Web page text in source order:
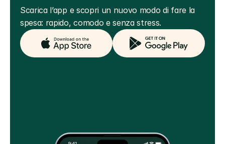
Scarica l’app e scopri un nuovo modo di fare la
spesa: rapido, comodo e senza stress.